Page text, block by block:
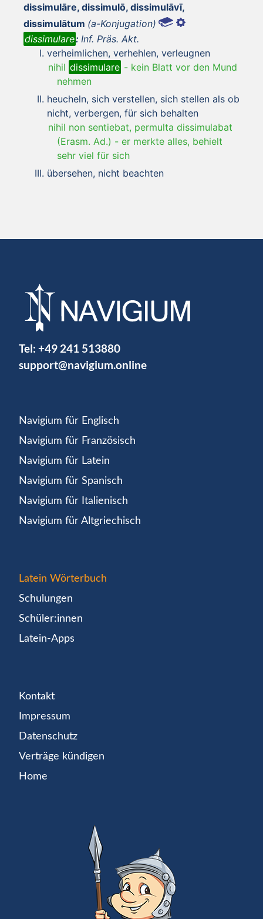
dissimulāre, dissimulō, dissimulāvī,
dissimulātum (a-Konjugation)
dissimulare: Inf. Präs. Akt.
verheimlichen, verhehlen, verleugnen
nihil dissimulare - kein Blatt vor den Mund
nehmen
heucheln, sich verstellen, sich stellen als ob
nicht, verbergen, für sich behalten
nihil non sentiebat, permulta dissimulabat
(Erasm. Ad.) - er merkte alles, behielt
sehr viel für sich
übersehen, nicht beachten
Tel: +49 241 513880
support@navigium.online
Navigium für Englisch
Navigium für Französisch
Navigium für Latein
Navigium für Spanisch
Navigium für Italienisch
Navigium für Altgriechisch
Latein Wörterbuch
Schulungen
Schüler:innen
Latein-Apps
Kontakt
Impressum
Datenschutz
Verträge kündigen
Home